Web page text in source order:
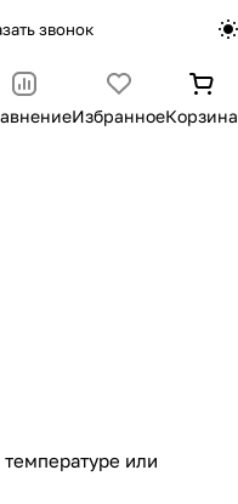
звонок
ИзбранноеКорзина
или